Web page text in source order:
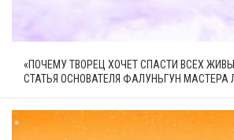
«ПОЧЕМУ ТВОРЕЦ ХОЧЕТ СПАСТИ ВСЕХ
СТАТЬЯ ОСНОВАТЕЛЯ ФАЛУНЬГУН МАСТЕРА